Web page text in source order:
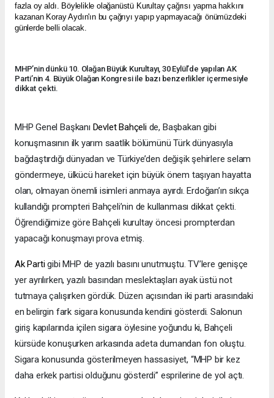
fazla oy aldı. Böylelikle olağanüstü Kurultay çağrısı yapma hakkını
kazanan Koray Aydın'ın bu çağrıyı yapıp yapmayacağı önümüzdeki
günlerde belli olacak.
MHP’nin dünkü 10. Olağan Büyük Kurultayı, 30 Eylül’de yapılan AK
Parti’nin 4. Büyük Olağan Kongresi ile bazı benzerlikler içermesiyle
dikkat çekti.
MHP Genel Başkanı Devlet Bahçeli de, Başbakan gibi
konuşmasının ilk yarım saatlik bölümünü Türk dünyasıyla
bağdaştırdığı dünyadan ve Türkiye’den değişik şehirlere selam
göndermeye, ülkücü hareket için büyük önem taşıyan hayatta
olan, olmayan önemli isimleri anmaya ayırdı. Erdoğan’ın sıkça
kullandığı prompteri Bahçeli’nin de kullanması dikkat çekti.
Öğrendiğimize göre Bahçeli kurultay öncesi prompterdan
yapacağı konuşmayı prova etmiş.
Ak Partigibi MHP de yazılı basını unutmuştu. TV’lere genişçe
yer ayrılırken, yazılı basından meslektaşları ayak üstü not
tutmaya çalışırken gördük. Düzen açısından iki parti arasındaki
en belirgin fark sigara konusunda kendini gösterdi. Salonun
giriş kapılarında içilen sigara öylesine yoğundu ki, Bahçeli
kürsüde konuşurken arkasında adeta dumandan fon oluştu.
Sigara konusunda gösterilmeyen hassasiyet, “MHP bir kez
daha erkek partisi olduğunu gösterdi” esprilerine de yol açtı.